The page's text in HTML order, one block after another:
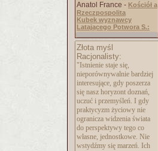
Anatol France - Kościół a
Rzeczpospolita
Kubek wyznawcy
Latającego Potwora S.:
Złota myśl
Racjonalisty:
"Istnienie staje się,
nieporównywalnie bardziej
interesujące, gdy poszerza
się nasz horyzont doznań,
uczuć i przemyśleń. I gdy
praktycyzm życiowy nie
ogranicza widzenia świata
do perspektywy tego co
własne, jednostkowe. Nie
wstydźmy się marzeń. Ich